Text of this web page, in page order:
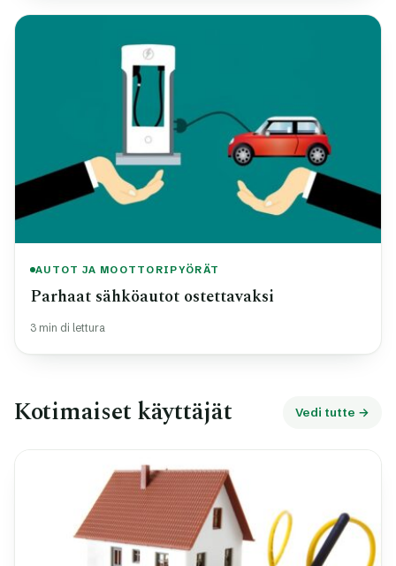
AUTOT JA MOOTTORIPYÖRÄT
Parhaat sähköautot ostettavaksi
3 min di lettura
Kotimaiset käyttäjät Vedi tutte →